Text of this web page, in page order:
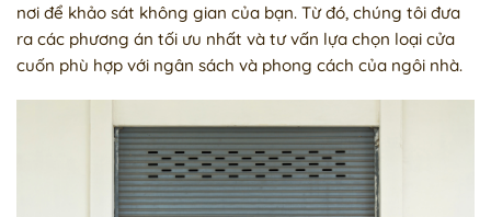
nơi để khảo sát không gian của bạn. Từ đó, chúng tôi đưa
ra các phương án tối ưu nhất và tư vấn lựa chọn loại cửa
cuốn phù hợp với ngân sách và phong cách của ngôi nhà.